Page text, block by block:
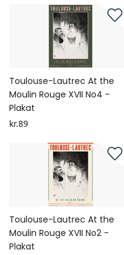
Toulouse-Lautrec At the
Moulin Rouge XVII No4 -
Plakat
kr.89
Toulouse-Lautrec At the
Moulin Rouge XVII No2 -
Plakat